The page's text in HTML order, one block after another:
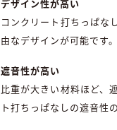
デザイン性が高い
コンクリート打ちっぱな
由なデザインが可能です
遮音性が高い
比重が大きい材料ほど、
ト打ちっぱなしの遮音性